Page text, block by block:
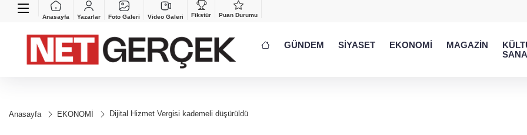
Anasayfa Yazarlar Foto Galeri Video Galeri Fikstür Puan Durumu
GÜNDEM SİYASET EKONOMİ MAGAZİN
Anasayfa EKONOMİ Dijital Hizmet Vergisi kademeli düşürüldü